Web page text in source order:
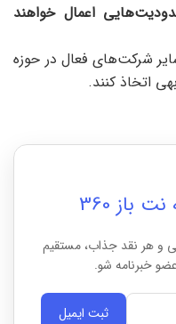
اعمال خواهند
6 ماه آینده سایر شرکت‌های فعال در حوزه
اتخاذ کنند.
360
و هر نقد جذاب، مستقیم
خبرنامه شو.
ثبت ایمیل